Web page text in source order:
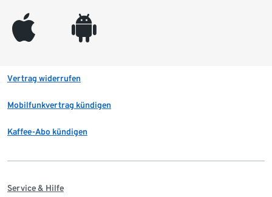
appleinc android
Vertrag widerrufen
Mobilfunkvertrag kündigen
Kaffee-Abo kündigen
Service & Hilfe